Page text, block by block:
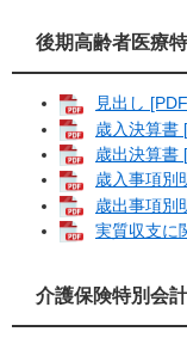
後期高齢者医療
見出し
歳入決算書
歳出決算書
歳入事項別
歳出事項別
実質収支に
介護保険特別会計